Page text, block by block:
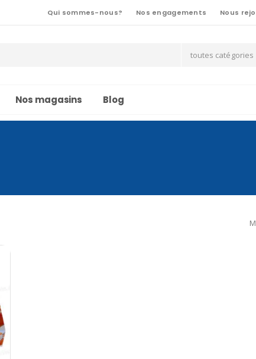
Qui sommes-nous? Nos engagements Nous
toutes catégories
Nos magasins Blog